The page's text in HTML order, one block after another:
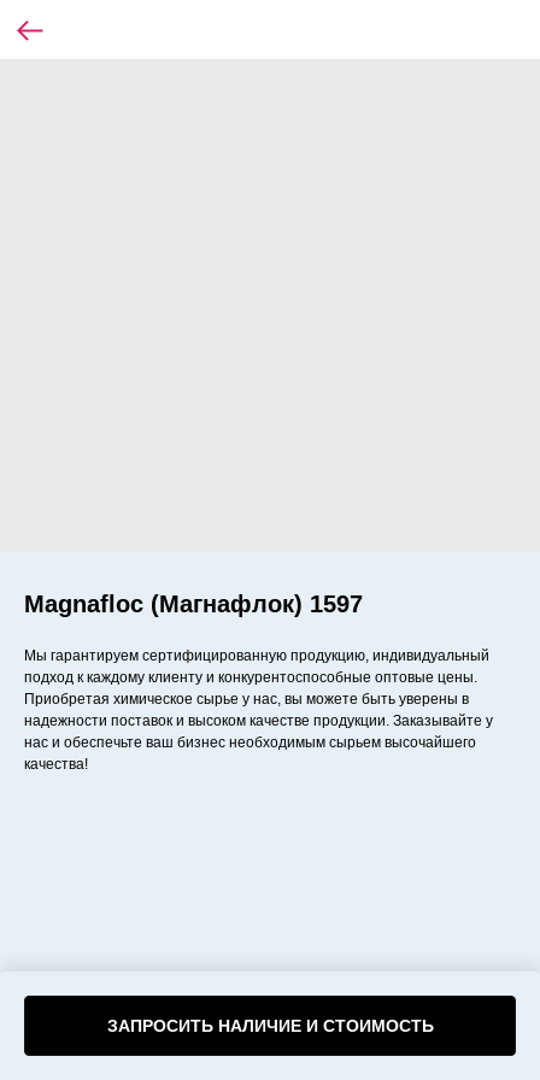
Magnafloc (Магнафлок) 1597
ЗАПРОСИТЬ НАЛИЧИЕ И СТОИМОСТЬ
Мы гарантируем сертифицированную продукцию, индивидуальный
подход к каждому клиенту и конкурентоспособные оптовые цены.
Приобретая химическое сырье у нас, вы можете быть уверены в
надежности поставок и высоком качестве продукции. Заказывайте у
нас и обеспечьте ваш бизнес необходимым сырьем высочайшего
качества!